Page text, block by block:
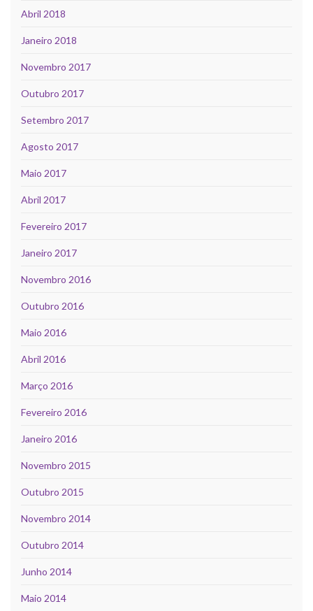
Abril 2018
Janeiro 2018
Novembro 2017
Outubro 2017
Setembro 2017
Agosto 2017
Maio 2017
Abril 2017
Fevereiro 2017
Janeiro 2017
Novembro 2016
Outubro 2016
Maio 2016
Abril 2016
Março 2016
Fevereiro 2016
Janeiro 2016
Novembro 2015
Outubro 2015
Novembro 2014
Outubro 2014
Junho 2014
Maio 2014